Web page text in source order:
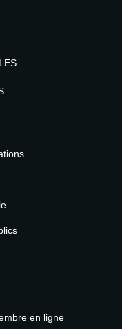
en ligne